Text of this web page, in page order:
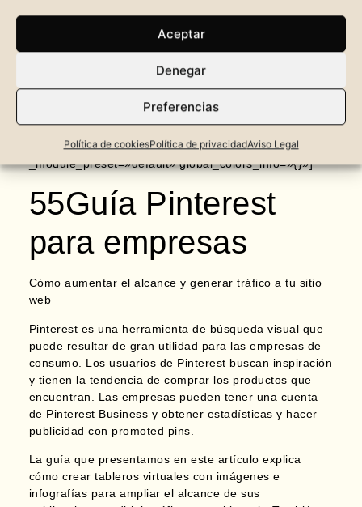
Aceptar
Denegar
Preferencias
Política de cookiesPolítica de privacidadAviso Legal
[et_pb_section fb_built=»1″ _builder_version=»4.20.0″
[et_pb_row _builder_version=»4.20.0″
[et_pb_column type=»4_4″ _builder_version=»4.20.0″
_module_preset=»default» global_colors_info=»{}»]
[et_pb_text _builder_version=»4.20.0″
_module_preset=»default» global_colors_info=»{}»]
55Guía Pinterest
para empresas
Cómo aumentar el alcance y generar tráfico a tu sitio
web
Pinterest es una herramienta de búsqueda visual que
puede resultar de gran utilidad para las empresas de
consumo. Los usuarios de Pinterest buscan inspiración
y tienen la tendencia de comprar los productos que
encuentran.
Las empresas pueden tener una cuenta
de Pinterest Business y obtener estadísticas y hacer
publicidad con promoted pins.
La guía que presentamos en este artículo explica
cómo crear tableros virtuales con imágenes e
infografías para ampliar el alcance de sus